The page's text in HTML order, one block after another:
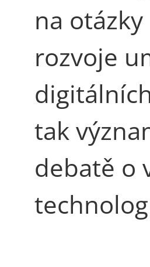
na
rozvoje
tak
debatě o